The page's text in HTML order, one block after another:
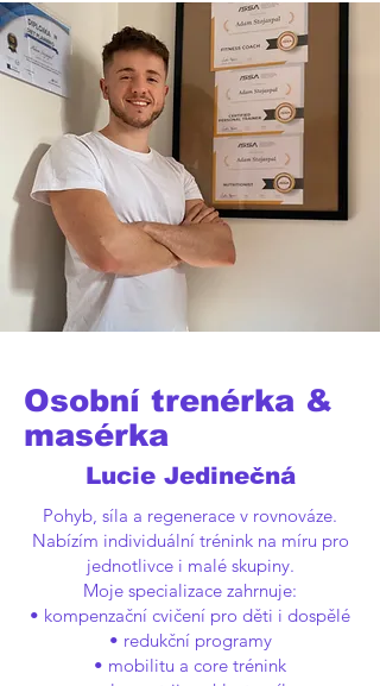
Osobní trenérka &
masérka
Lucie Jedinečná
Pohyb, síla a regenerace v rovnováze.
Nabízím individuální trénink na míru pro
jednotlivce i malé skupiny.
Moje specializace zahrnuje:
• kompenzační cvičení pro děti i dospělé
• redukční programy
• mobilitu a core trénink